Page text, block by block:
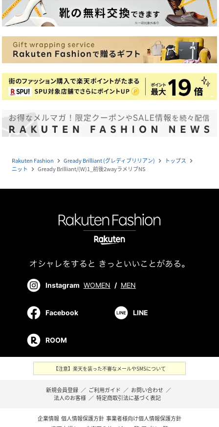
Rakuten Fashion navigate_next Gready Brilliant (グレディブリリアン) navigate_next トップス navigate_next
ニット navigate_next Gready Brilliant/(W)1_前後2wayラメリブNS
Instagram WOMEN / MEN
Facebook LINE
ROOM
【注意】楽天を装った不審なメールやSMSについて
新規会員登録 ／ ご利用ガイド ／ お問い合わせ ／
法人のお客様 ／ 特定商取引法に基づく表記
企業情報 個人情報保護方針 事業者様向け個人情報保護方針